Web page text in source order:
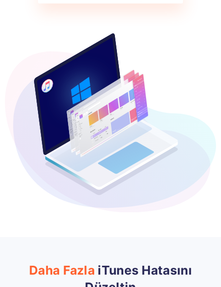
Daha Fazla iTunes Hatasını